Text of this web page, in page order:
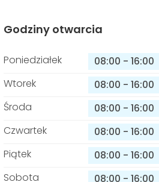
Godziny otwarcia
Poniedziałek 08:00 - 16:00
Wtorek
08:00 - 16:00
Środa
08:00 - 16:00
Czwartek
08:00 - 16:00
Piątek
08:00 - 16:00
Sobota
08:00 - 16:00